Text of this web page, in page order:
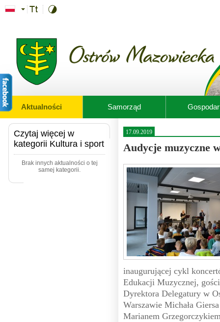
Przejdź do treści
Aktualności Samorząd
Czytaj więcej w
kategorii Kultura i sport
Brak innych aktualności o tej
samej kategorii.
17.09.2019
Audycje muzyczne
inaugurującej cykl
Edukacji Muzycznej,
Dyrektora Delegatury w
Warszawie Michała
Marianem